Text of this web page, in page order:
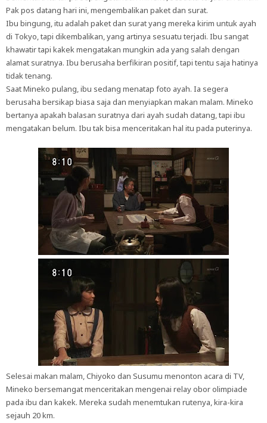
Pak pos datang hari ini, mengembalikan paket dan surat.
Ibu bingung, itu adalah paket dan surat yang mereka kirim untuk ayah
di Tokyo, tapi dikembalikan, yang artinya sesuatu terjadi. Ibu sangat
khawatir tapi kakek mengatakan mungkin ada yang salah dengan
alamat suratnya. Ibu berusaha berfikiran positif, tapi tentu saja hatinya
tidak tenang.
Saat Mineko pulang, ibu sedang menatap foto ayah. Ia segera
berusaha bersikap biasa saja dan menyiapkan makan malam. Mineko
bertanya apakah balasan suratnya dari ayah sudah datang, tapi ibu
mengatakan belum. Ibu tak bisa menceritakan hal itu pada puterinya.
Selesai makan malam, Chiyoko dan Susumu menonton acara di TV,
Mineko bersemangat menceritakan mengenai relay obor olimpiade
pada ibu dan kakek. Mereka sudah menemtukan rutenya, kira-kira
sejauh 20 km.